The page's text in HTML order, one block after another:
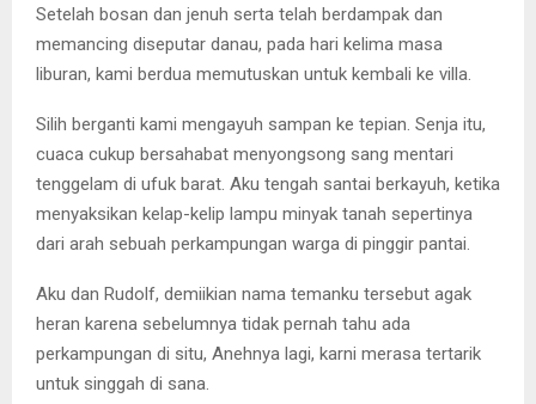
Setelah bosan dan jenuh serta telah berdampak dan
memancing diseputar danau, pada hari kelima masa
liburan, kami berdua memutuskan untuk kembali ke villa.
Silih berganti kami mengayuh sampan ke tepian. Senja itu,
cuaca cukup bersahabat menyongsong sang mentari
tenggelam di ufuk barat. Aku tengah santai berkayuh, ketika
menyaksikan kelap-kelip lampu minyak tanah sepertinya
dari arah sebuah perkampungan warga di pinggir pantai.
Aku dan Rudolf, demiikian nama temanku tersebut agak
heran karena sebelumnya tidak pernah tahu ada
perkampungan di situ, Anehnya lagi, karni merasa tertarik
untuk singgah di sana.